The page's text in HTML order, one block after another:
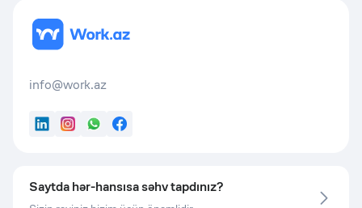
info@work.az
LinkedInInstagram
WhatsApp
Facebook
Saytda hər-hansısa səhv tapdınız?